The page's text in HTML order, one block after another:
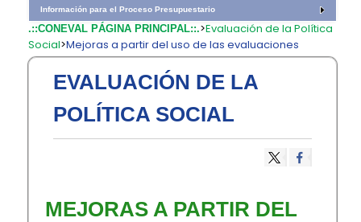
Información para el Proceso Presupuestario
.::CONEVAL PÁGINA PRINCIPAL::.>Evaluación de la Política
Social>Mejoras a partir del uso de las evaluaciones
EVALUACIÓN DE LA
POLÍTICA SOCIAL
MEJORAS A PARTIR DEL